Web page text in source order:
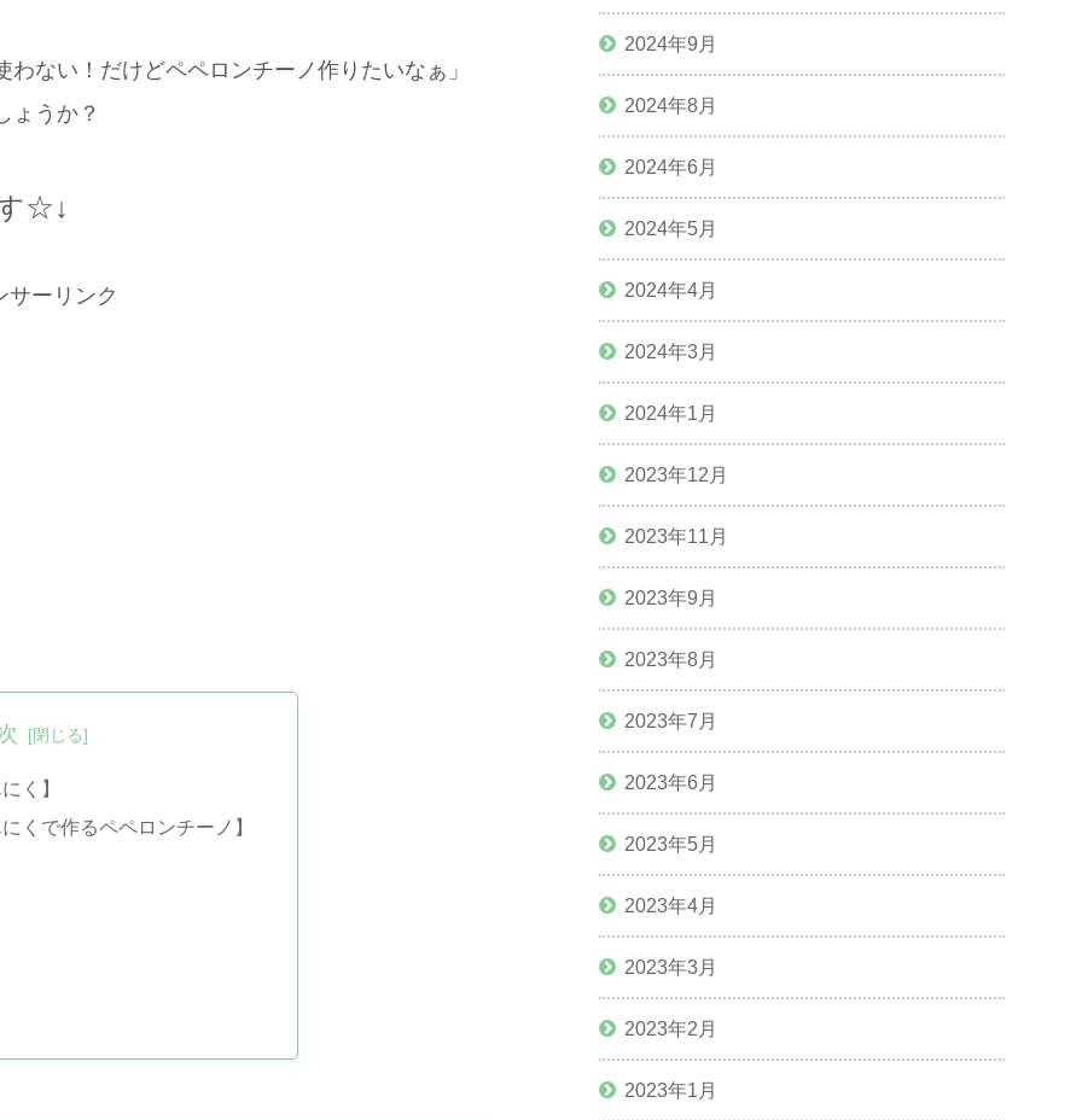
ない！だけどペペロンチーノ作りたいなぁ」
ょうか？
☆↓
サーリンク
く】
くで作るペペロンチーノ】
2024年9月
2024年8月
2024年6月
2024年5月
2024年4月
2024年3月
2024年1月
2023年12月
2023年11月
2023年9月
2023年8月
2023年7月
2023年6月
2023年5月
2023年4月
2023年3月
2023年2月
2023年1月